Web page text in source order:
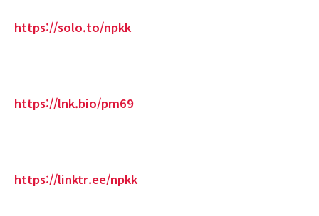
https://solo.to/npkk
https://lnk.bio/pm69
https://linktr.ee/npkk